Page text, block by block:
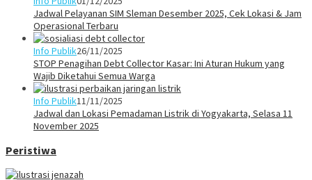
Jadwal Pelayanan SIM Sleman Desember 2025, Cek Lokasi & Jam
Operasional Terbaru
Info Publik26/11/2025
STOP Penagihan Debt Collector Kasar: Ini Aturan Hukum yang
Wajib Diketahui Semua Warga
Info Publik11/11/2025
Jadwal dan Lokasi Pemadaman Listrik di Yogyakarta, Selasa 11
November 2025
Peristiwa